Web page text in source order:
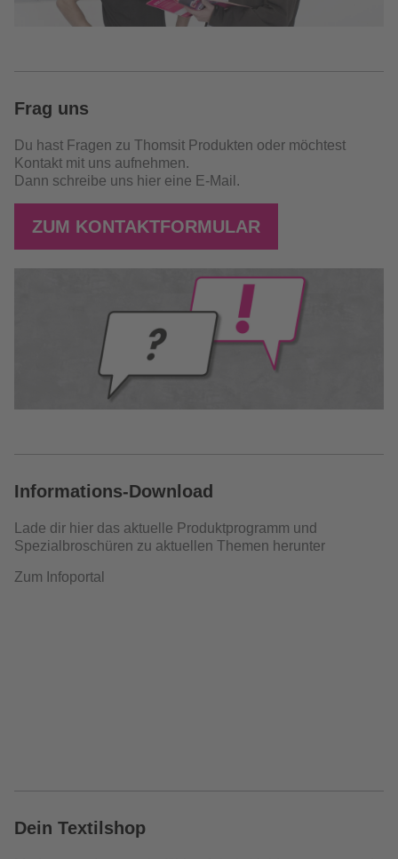
Frag uns
Du hast Fragen zu Thomsit Produkten oder möchtest
Kontakt mit uns aufnehmen.
Dann schreibe uns hier eine E-Mail.
ZUM KONTAKTFORMULAR
Informations-Download
Lade dir hier das aktuelle Produktprogramm und
Spezialbroschüren zu aktuellen Themen herunter
Zum Infoportal
Dein Textilshop